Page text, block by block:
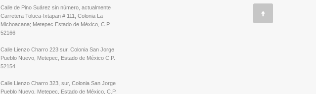
Calle de Pino Suárez sin número, actualmente
Carretera Toluca-Ixtapan # 111, Colonia La
Michoacana; Metepec Estado de México, C.P.
52166
Calle Lienzo Charro 223 sur, Colonia San Jorge
Pueblo Nuevo, Metepec, Estado de México C.P.
52154
Calle Lienzo Charro 323, sur, Colonia San Jorge
Pueblo Nuevo, Metepec, Estado de México, C.P.